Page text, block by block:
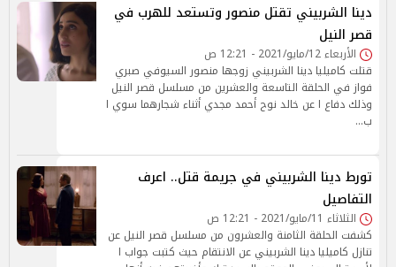
دينا الشربيني تقتل منصور وتستعد للهرب في
قصر النيل
الأربعاء 12/مايو/2021 - 12:21 ص
قتلت كاميليا دينا الشربيني زوجها منصور السيوفي صبري
فواز في الحلقة التاسعة والعشرين من مسلسل قصر النيل
وذلك دفاع ا عن خالد نوح أحمد مجدي أثناء شجارهما سوي ا
ب…
تورط دينا الشربيني في جريمة قتل.. اعرف
التفاصيل
الثلاثاء 11/مايو/2021 - 12:21 ص
كشفت الحلقة الثامنة والعشرون من مسلسل قصر النيل عن
تنازل كاميليا دينا الشربيني عن الانتقام حيث كتبت جواب ا